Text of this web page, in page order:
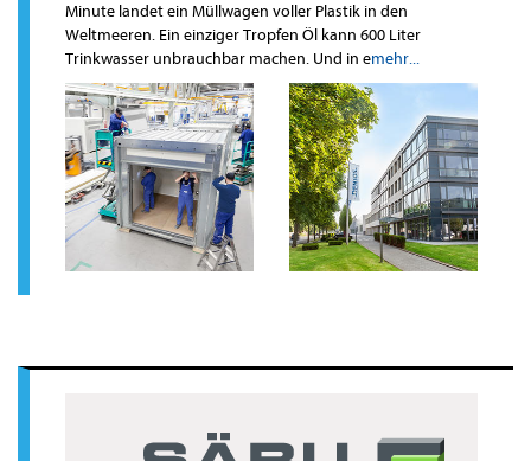
Minute landet ein Müllwagen voller Plastik in den
Weltmeeren. Ein einziger Tropfen Öl kann 600 Liter
Trinkwasser unbrauchbar machen. Und in emehr...